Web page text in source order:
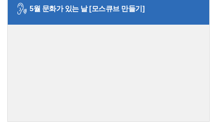
5월 문화가 있는 날 [모스큐브 만들기]